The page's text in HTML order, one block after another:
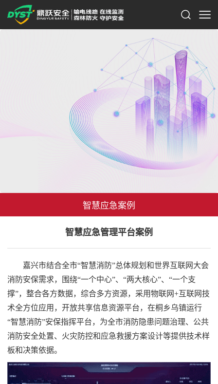
智慧应急案例
智慧应急管理平台案例
嘉兴市结合全市“智慧消防”总体规划和世界互联网大会
消防安保需求，围绕“一个中心”、“两大核心”、“一个支
撑”，整合各方数据，综合多方资源，采用物联网+互联网技
术全方位应用，开放共享信息资源平台，在桐乡乌镇运行
“智慧消防”安保指挥平台，为全市消防隐患问题治理、公共
消防安全处置、火灾防控和应急救援方案设计等提供技术样
板和决策依据。